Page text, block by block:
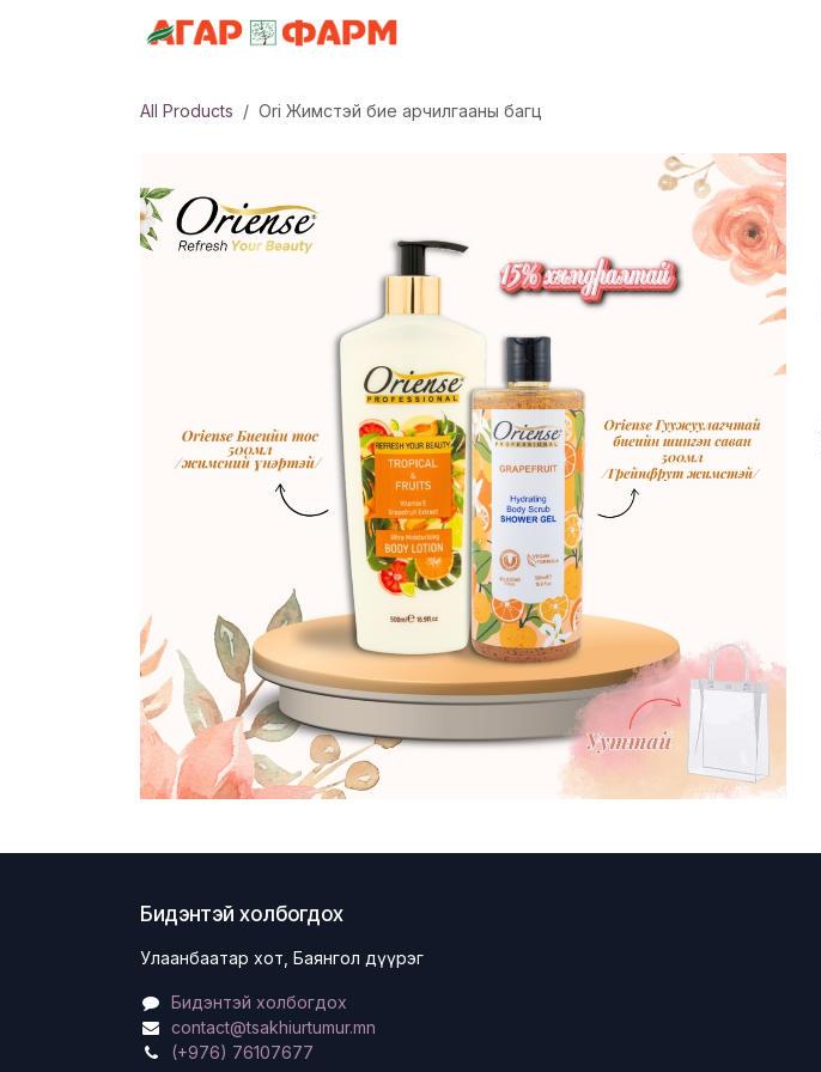
All Products Ori Жимстэй бие арчилгааны багц
Бидэнтэй холбогдох
Улаанбаатар хот, Баянгол дүүрэг
Бидэнтэй холбогдох
contact@tsakhiurtumur.mn
(+976) 76107677